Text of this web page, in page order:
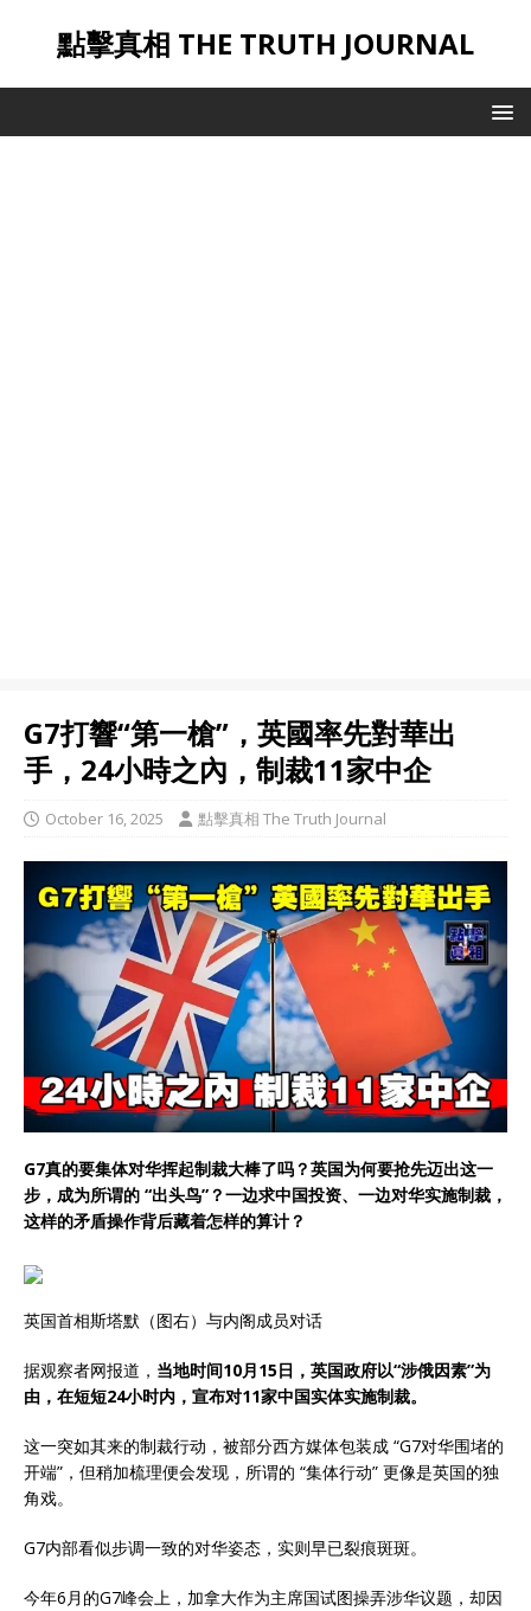
點擊真相 THE TRUTH JOURNAL
G7打響“第一槍”，英國率先對華出
手，24小時之內，制裁11家中企
October 16, 2025 點擊真相 The Truth Journal
G7真的要集体对华挥起制裁大棒了吗？英国为何要抢先迈出这一
步，成为所谓的 “出头鸟”？一边求中国投资、一边对华实施制裁，
这样的矛盾操作背后藏着怎样的算计？
英国首相斯塔默（图右）与内阁成员对话
据观察者网报道， 当地时间10月15日，英国政府以“涉俄因素”为
由，在短短24小时内，宣布对11家中国实体实施制裁。
这一突如其来的制裁行动，被部分西方媒体包装成 “G7对华围堵的
开端”，但稍加梳理便会发现，所谓的 “集体行动” 更像是英国的独
角戏。
G7内部看似步调一致的对华姿态，实则早已裂痕斑斑。
今年6月的G7峰会上，加拿大作为主席国试图操弄涉华议题，却因